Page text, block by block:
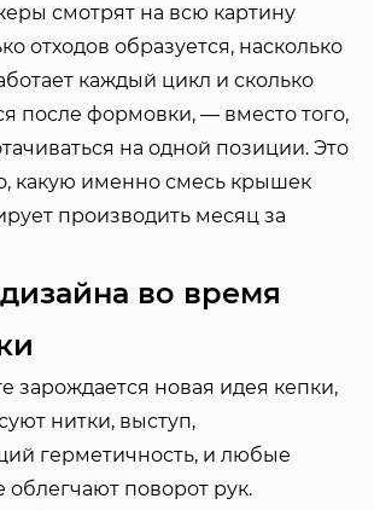
смотрят на всю картину
отходов образуется, насколько
каждый цикл и сколько
после формовки, — вместо того,
на одной позиции. Это
какую именно смесь крышек
производить месяц за
во время
зарождается новая идея кепки,
нитки, выступ,
герметичность, и любые
облегчают поворот рук.